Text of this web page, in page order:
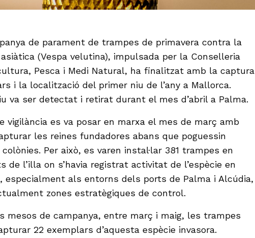
de parament de trampes de primavera contra la
(Vespa velutina), impulsada per la Conselleria
Pesca i Medi Natural, ha finalitzat amb la captura
i la localització del primer niu de l’any a Mallorca.
va ser detectat i retirat durant el mes d’abril a Palma.
vigilància es va posar en marxa el mes de març amb
les reines fundadores abans que poguessin
Per això, es varen instal·lar 381 trampes en
de l’illa on s’havia registrat activitat de l’espècie en
especialment als entorns dels ports de Palma i Alcúdia,
zones estratègiques de control.
mesos de campanya, entre març i maig, les trampes
22 exemplars d’aquesta espècie invasora.